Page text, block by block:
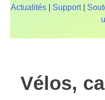
Actualités| Support|
Vélos,